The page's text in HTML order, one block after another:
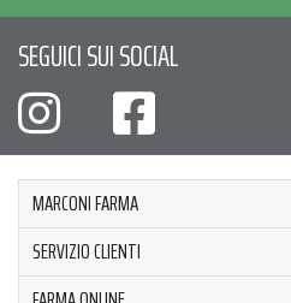
SEGUICI SUI SOCIAL
MARCONI FARMA
SERVIZIO CLIENTI